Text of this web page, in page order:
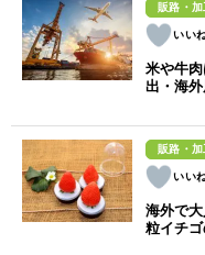
販路・加
米や牛
出・海外
販路・加
海外で
粒イチゴ